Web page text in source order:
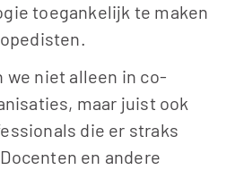
toegankelijk te maken
we niet alleen in co-
maar juist ook
die er straks
en andere